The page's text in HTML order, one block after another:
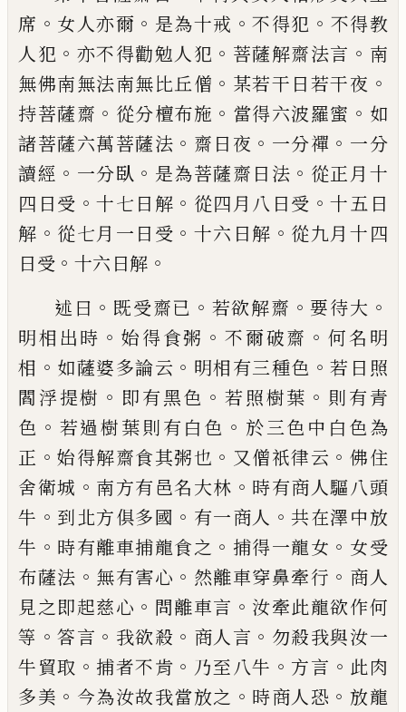
席 。 女人亦爾 。 是為十戒 。不得犯 。 不得教
人犯 。 亦不得勸勉人犯 。 菩薩解齋法言 。 南
無佛南無法南無比丘僧 。 某若干日若干夜 。
持菩薩齋 。 從分檀布施 。 當得六波羅蜜 。 如
諸菩薩六萬菩薩法 。 齋日夜 。 一分禪 。 一分
讀經 。 一分臥 。 是為菩薩齋日法 。 從正月十
四日受 。十七日 解 。 從四月八日受 。十五日
解 。 從七月一日受 。 十六日解 。 從九月十四
日受 。 十六日解 。
述曰 。 既受齋已 。 若欲解齋 。要待大 。
明相出時 。 始得食粥 。 不爾破齋 。 何名明
相 。 如薩婆多論云 。 明相有三種色 。若日照
閻浮提樹 。 即有黑色 。 若照樹葉 。 則有青
色 。 若過樹葉則有白色 。 於三色中白色為
正 。始得解齋食其粥也 。 又僧祇律云 。 佛住
舍衛城 。 南方有邑名大林 。 時有商人驅八頭
牛 。 到北方俱多國 。 有一商人 。共在澤中放
牛 。 時有離車捕龍食之 。 捕得一龍女 。 女受
布薩法 。 無有害心 。 然離車穿鼻牽行 。 商人
見之即起慈心 。 問離車言 。 汝牽此龍欲作何
等 。答言 。 我欲殺 。 商人言 。 勿殺我與汝一
牛貿取 。 捕者不肯 。 乃至八牛 。 方言 。 此肉
多美 。 今為汝故我當放之 。 時商人恐 。放龍